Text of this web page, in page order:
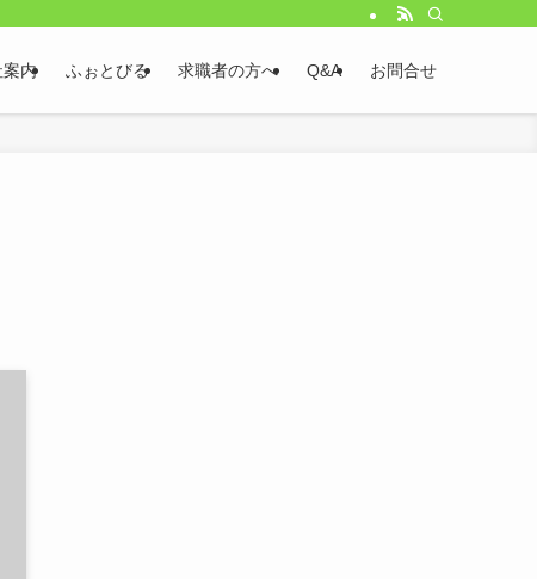
案内 ふぉとびる 求職者の方へ Q&A お問合せ